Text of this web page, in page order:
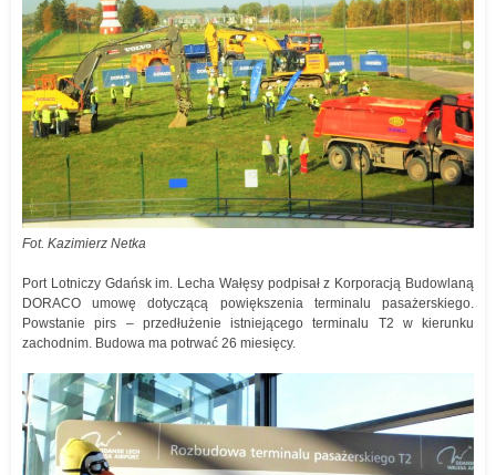
Fot. Kazimierz Netka
Port Lotniczy Gdańsk im. Lecha Wałęsy podpisał z Korporacją Budowlaną
DORACO umowę dotyczącą powiększenia terminalu pasażerskiego.
Powstanie pirs – przedłużenie istniejącego terminalu T2 w kierunku
zachodnim. Budowa ma potrwać 26 miesięcy.